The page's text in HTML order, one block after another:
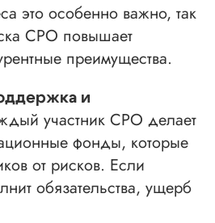
это особенно важно, так
СРО повышает
преимущества.
и
участник СРО делает
фонды, которые
от рисков. Если
обязательства, ущерб